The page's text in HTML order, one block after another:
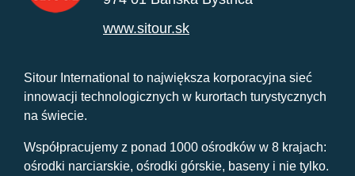
www.sitour.sk
Sitour International to największa korporacyjna sieć
innowacji technologicznych w kurortach turystycznych
na świecie.
Współpracujemy z ponad 1000 ośrodków w 8 krajach:
ośrodki narciarskie, ośrodki górskie, baseny i nie tylko.